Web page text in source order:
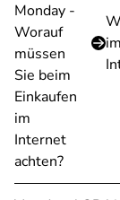
Monday -
Worauf
müssen
Sie beim
Einkaufen
im
Internet
achten?
im